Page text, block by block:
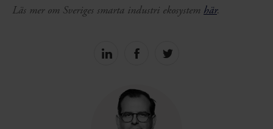
Läs mer om Sveriges smarta industri ekosystem här.
Share
Share
Share